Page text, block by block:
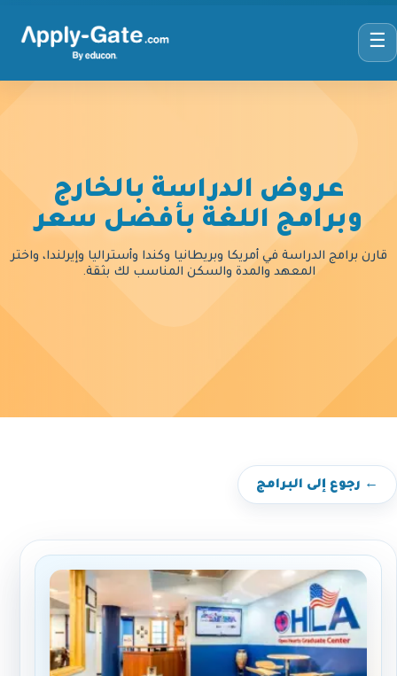
☰
عروض الدراسة بالخارج
وبرامج اللغة بأفضل سعر
قارن برامج الدراسة في أمريكا وبريطانيا وكندا وأستراليا وإيرلندا، واختر
المعهد والمدة والسكن المناسب لك بثقة.
← رجوع إلى البرامج